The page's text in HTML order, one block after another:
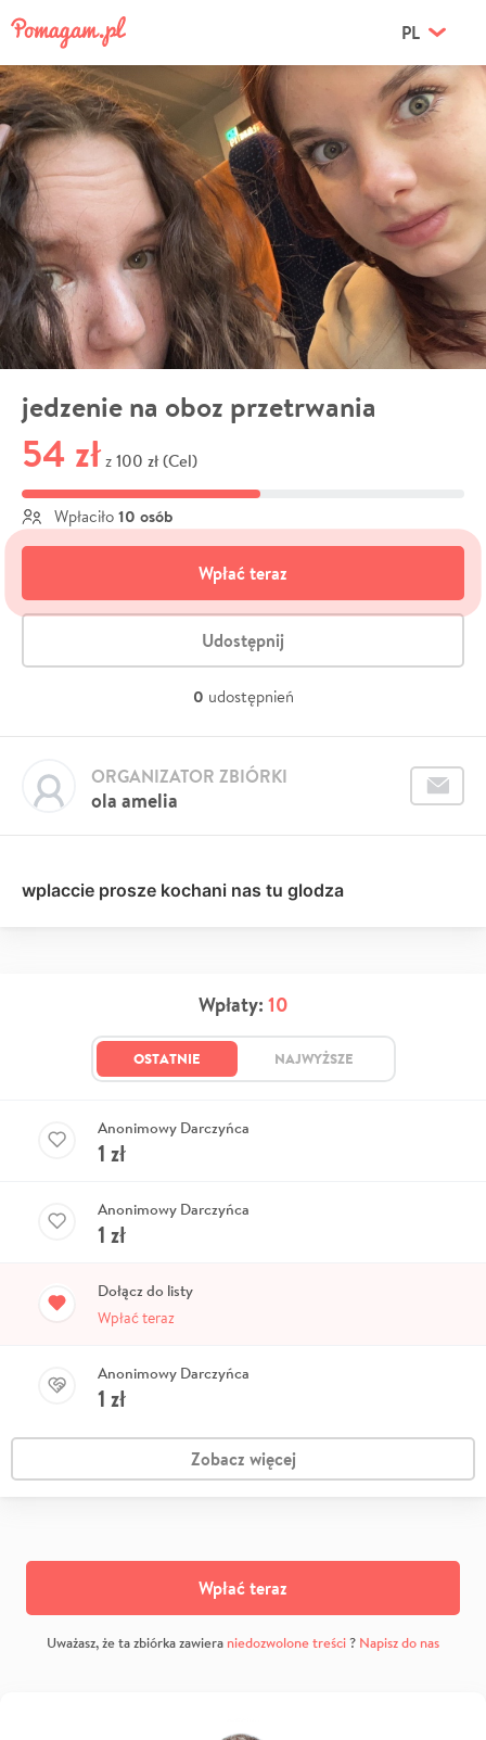
PL
jedzenie na oboz przetrwania
54 zł z 100 zł (Cel)
Wpłaciło 10 osób
Wpłać teraz
Udostępnij
0 udostępnień
ola amelia
ORGANIZATOR ZBIÓRKI
wplaccie prosze kochani nas tu glodza
Wpłaty: 10
OSTATNIE NAJWYŻSZE
Anonimowy Darczyńca
1 zł
Anonimowy Darczyńca
1 zł
Dołącz do listy
Wpłać teraz
Anonimowy Darczyńca
1 zł
Zobacz więcej
Wpłać teraz
Uważasz, że ta zbiórka zawiera niedozwolone treści? Napisz do nas